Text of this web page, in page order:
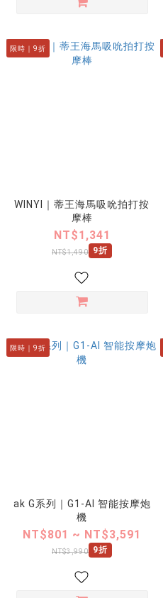
限時｜9折
WINYI｜蒂王海馬吸吮拍打按
摩棒
NT$1,341
NT$1,490 9折
限時｜9折
ak G系列｜G1-AI 智能按摩炮
機
NT$801 ~ NT$3,591
NT$3,990 9折